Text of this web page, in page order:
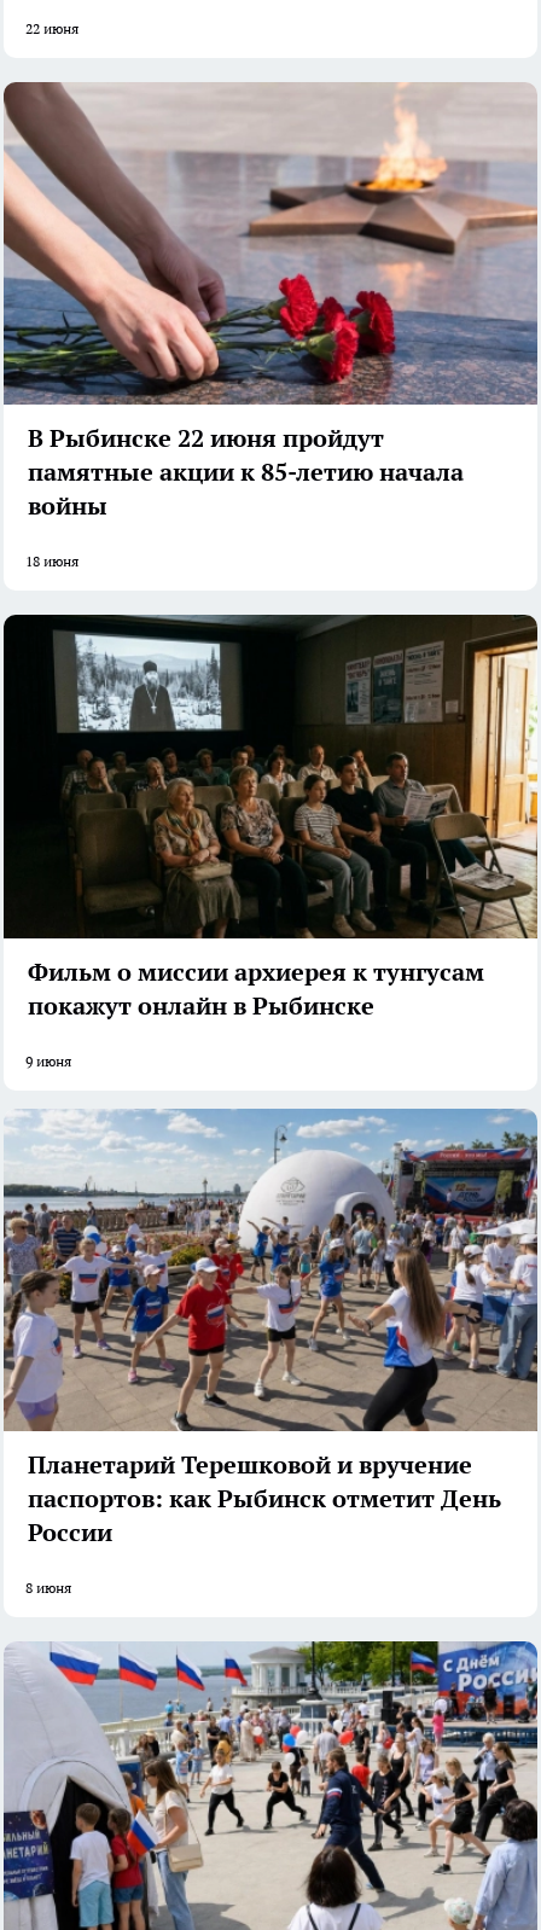
22 июня
В Рыбинске 22 июня пройдут
памятные акции к 85-летию начала
войны
18 июня
Фильм о миссии архиерея к тунгусам
покажут онлайн в Рыбинске
9 июня
Планетарий Терешковой и вручение
паспортов: как Рыбинск отметит День
России
8 июня